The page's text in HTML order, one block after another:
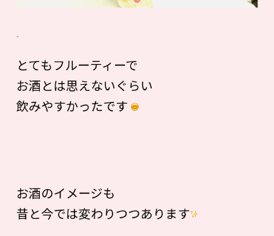
とてもフルーティーで
お酒とは思えないぐらい
飲みやすかったです
お酒のイメージも
昔と今では変わりつつあります